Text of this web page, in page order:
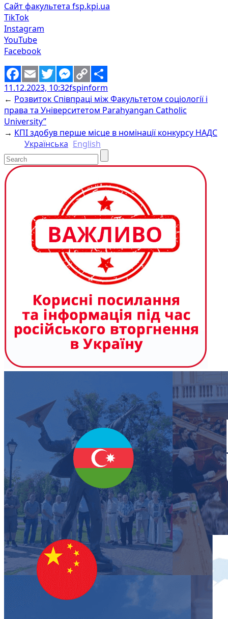
Сайт факультета fsp.kpi.ua
TikTok
Instagram
YouTube
Facebook
Facebook
EmailTwitterMessenger
Copy
Link
Share
11.12.2023, 10:32fspinform
← Розвиток Співпраці між Факультетом соціології і
права та Університетом Parahyangan Catholic
University”
→ КПІ здобув перше місце в номінації конкурсу НАДС
Українська English